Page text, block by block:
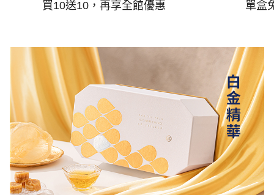
買10送10，再享全館優惠 單盒